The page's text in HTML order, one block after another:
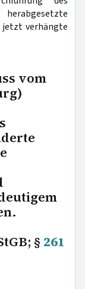
jetzt verhängte
vom
§ 261